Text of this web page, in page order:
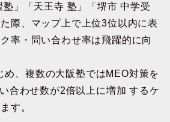
」「天王寺 塾」「堺市 中学受
際、マップ上で上位3位以内に表
率・問い合わせ率は飛躍的に向
、複数の大阪塾ではMEO対策を
合わせ数が2倍以上に増加 するケ
す。